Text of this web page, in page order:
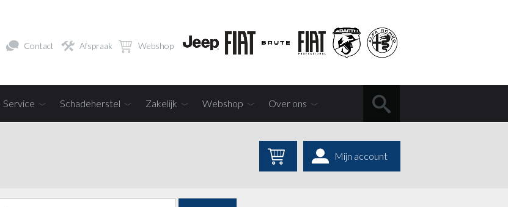
Contact Afspraak Webshop
Service Schadeherstel Zakelijk Webshop Over ons
Mijn account